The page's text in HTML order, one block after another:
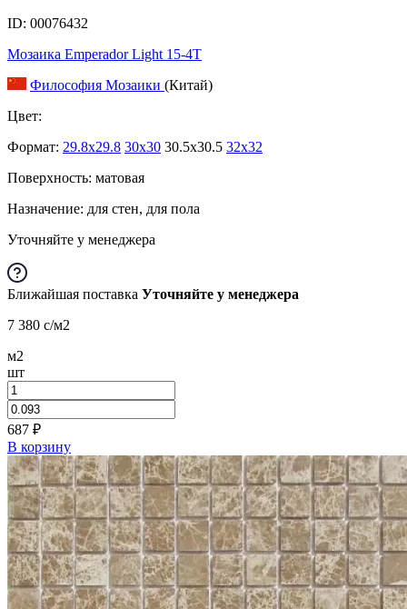
ID: 00076432
Мозаика Emperador Light 15-4T
Философия Мозаики (Китай)
Цвет:
Формат: 29.8x29.8 30x30 30.5x30.5 32x32
Поверхность: матовая
Назначение: для стен, для пола
Уточняйте у менеджера
Ближайшая поставка Уточняйте у менеджера
7 380 c/м2
м2
шт
687 ₽
В корзину